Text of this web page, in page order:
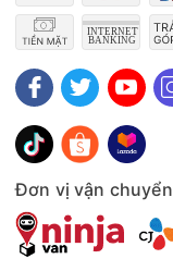
Đơn vị vận chuyển